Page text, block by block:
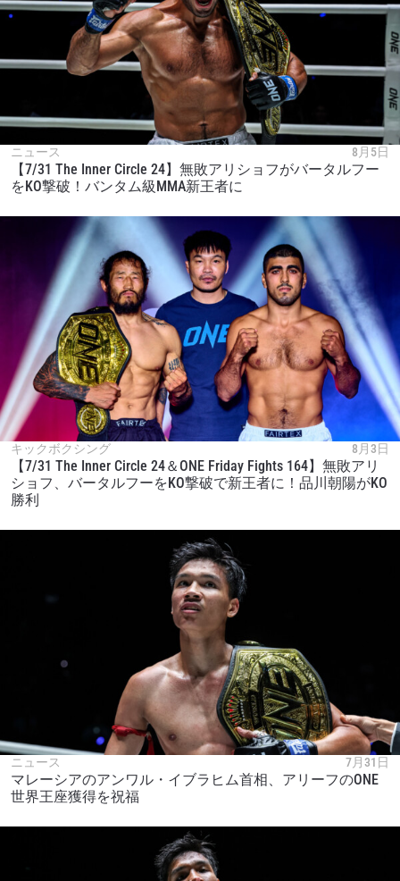
ニュース 8月5日
【7/31 The Inner Circle 24】無敗アリショフがバータルフー
をKO撃破！バンタム級MMA新王者に
キックボクシング 8月3日
【7/31 The Inner Circle 24＆ONE Friday Fights 164】無敗アリ
ショフ、バータルフーをKO撃破で新王者に！品川朝陽がKO
勝利
ニュース 7月31日
マレーシアのアンワル・イブラヒム首相、アリーフのONE
世界王座獲得を祝福